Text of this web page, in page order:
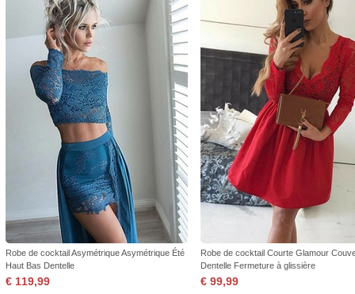
Robe de cocktail Asymétrique Asymétrique Été
Haut Bas Dentelle
€ 119,99
Robe de cocktail Courte Glamour
Dentelle Fermeture à glissière
€ 99,99